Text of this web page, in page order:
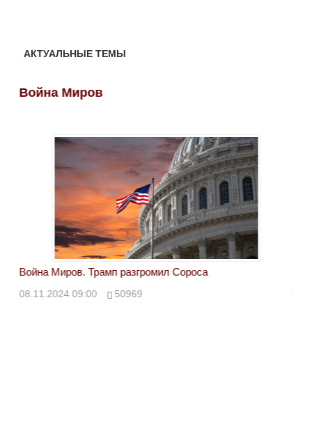
АКТУАЛЬНЫЕ ТЕМЫ
Война Миров
Война Миров. Трамп разгромил Сороса
08.11.2024 09:00 50969